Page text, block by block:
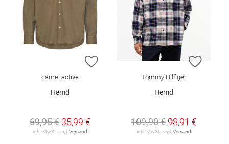
ZUR WUNSCHLISTE HINZUFÜGEN
camel active
Hemd
69,95 € 35,99 €
inkl. MwSt. zzgl.Versand
ZUR
Tommy Hilfiger
Hemd
109,90 € 98,91 €
inkl. MwSt. zzgl.Versand